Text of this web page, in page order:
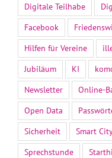
Digitale Teilhabe
Facebook
Hilfen für Vereine
Jubiläum
KI
Newsletter
Online-
Open Data
Sicherheit
Smart
Sprechstunde